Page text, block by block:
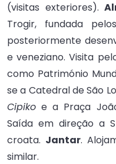
(visitas exteriores).
Trogir, fundada
posteriormente
e veneziano. Visita
como Património
se a Catedral de São
Cipiko e a Praça
Saída em direção a
croata. Jantar.
similar.